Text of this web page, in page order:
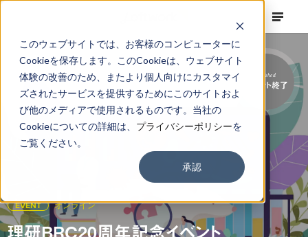
このウェブサイトでは、お客様のコンピューターに
Cookieを保存します。このCookieは、ウェブサイト
体験の改善のため、またより個人向けにカスタマイ
ズされたサービスを提供するためにこのサイトおよ
び他のメディアで使用されるものです。当社の
Cookieについての詳細は、 プライバシーポリシーを
ご覧ください。
承認
EVENT オンライン
理研BRC20周年記念イベント
Finished
イベント終了